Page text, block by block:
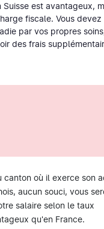
est avantageux,
fiscale. Vous devez
par vos propres
des frais
canton où il exerce son
aucun souci, vous
salaire selon le taux
qu'en France.